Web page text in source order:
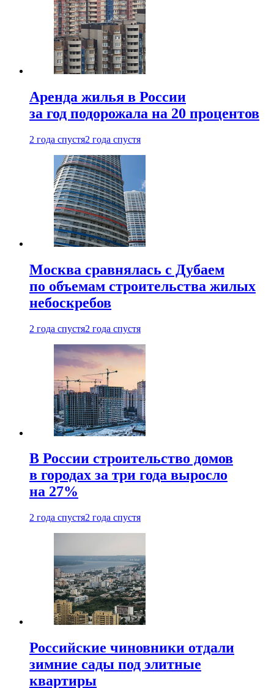
Аренда жилья в России
за год подорожала на 20 процентов
2 года спустя2 года спустя
Москва сравнялась с Дубаем
по объемам строительства жилых
небоскребов
2 года спустя2 года спустя
В России строительство домов
в городах за три года выросло
на 27%
2 года спустя2 года спустя
Российские чиновники отдали
зимние сады под элитные
квартиры